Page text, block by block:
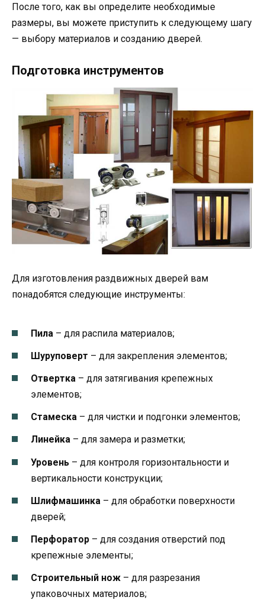
После того, как вы определите необходимые
размеры, вы можете приступить к следующему шагу
— выбору материалов и созданию дверей.
Подготовка инструментов
Для изготовления раздвижных дверей вам
понадобятся следующие инструменты:
Пила – для распила материалов;
Шуруповерт – для закрепления элементов;
Отвертка – для затягивания крепежных
элементов;
Стамеска – для чистки и подгонки элементов;
Линейка – для замера и разметки;
Уровень – для контроля горизонтальности и
вертикальности конструкции;
Шлифмашинка – для обработки поверхности
дверей;
Перфоратор – для создания отверстий под
крепежные элементы;
Строительный нож – для разрезания
упаковочных материалов;